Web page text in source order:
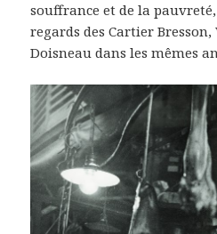
souffrance et de la
regards des Cartier
Doisneau dans les mêmes